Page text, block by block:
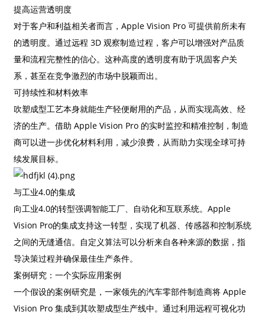
提高运营透明度
对于客户和利益相关者而言，Apple Vision Pro 可提供前所未有
的透明度。通过远程 3D 观察制造过程，客户可以增强对产品质
量和流程完整性的信心。这种高度的透明度有助于巩固客户关
系，甚至在竞争激烈的市场中脱颖而出。
可持续性和材料效率
吹塑成型工艺本身就能生产轻便耐用的产品，从而实现高效、经
济的生产。借助 Apple Vision Pro 的实时监控和精准控制，制造
商可以进一步优化材料利用，减少浪费，从而助力实现全球可持
续发展目标。
与工业4.0的集成
向工业4.0的转型强调智能工厂、自动化和互联系统。Apple
Vision Pro的集成支持这一转型，实现了机器、传感器和控制系统
之间的无缝通信。自定义算法可以分析来自各种来源的数据，指
导决策过程并确保最佳生产条件。
案例研究：一个实际应用案例
一个假设的案例研究是，一家领先的汽车零部件制造商将 Apple
Vision Pro 集成到其吹塑成型生产线中。通过利用远程可视化功